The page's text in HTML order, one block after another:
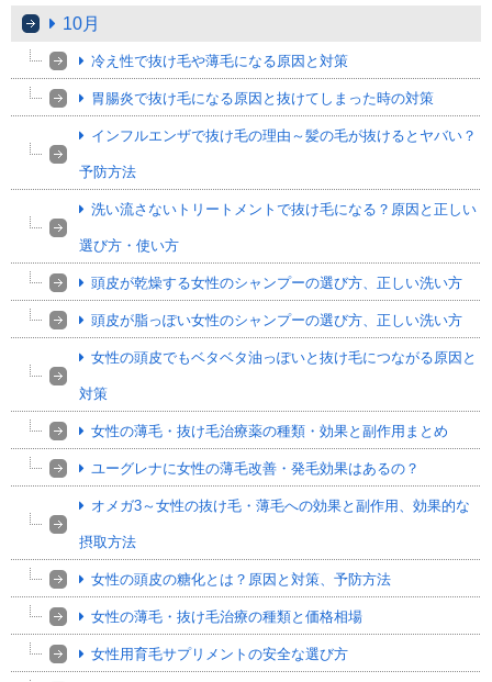
10月
冷え性で抜け毛や薄毛になる原因と対策
胃腸炎で抜け毛になる原因と抜けてしまった時の対策
インフルエンザで抜け毛の理由～髪の毛が抜けるとヤバい？
予防方法
洗い流さないトリートメントで抜け毛になる？原因と正しい
選び方・使い方
頭皮が乾燥する女性のシャンプーの選び方、正しい洗い方
頭皮が脂っぽい女性のシャンプーの選び方、正しい洗い方
女性の頭皮でもベタベタ油っぽいと抜け毛につながる原因と
対策
女性の薄毛・抜け毛治療薬の種類・効果と副作用まとめ
ユーグレナに女性の薄毛改善・発毛効果はあるの？
オメガ3～女性の抜け毛・薄毛への効果と副作用、効果的な
摂取方法
女性の頭皮の糖化とは？原因と対策、予防方法
女性の薄毛・抜け毛治療の種類と価格相場
女性用育毛サプリメントの安全な選び方